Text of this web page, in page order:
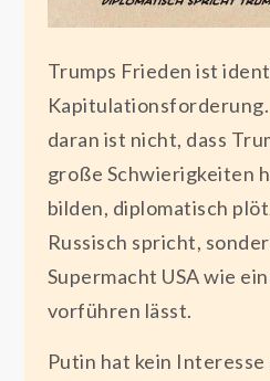
Trumps Frieden ist
daran ist nicht, dass
große Schwierigkeiten
bilden, diplomatisch
Russisch spricht,
Supermacht USA wie
vorführen lässt.
Putin hat kein Interesse